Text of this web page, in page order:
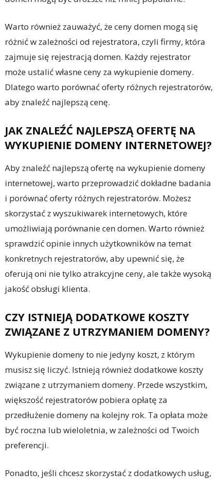
Warto również zauważyć, że ceny domen mogą się
różnić w zależności od rejestratora, czyli firmy, która
zajmuje się rejestracją domen. Każdy rejestrator
może ustalić własne ceny za wykupienie domeny.
Dlatego warto porównać oferty różnych rejestratorów,
aby znaleźć najlepszą cenę.
JAK ZNALEŹĆ NAJLEPSZĄ OFERTĘ NA
WYKUPIENIE DOMENY INTERNETOWEJ?
Aby znaleźć najlepszą ofertę na wykupienie domeny
internetowej, warto przeprowadzić dokładne badania
i porównać oferty różnych rejestratorów. Możesz
skorzystać z wyszukiwarek internetowych, które
umożliwiają porównanie cen domen. Warto również
sprawdzić opinie innych użytkowników na temat
konkretnych rejestratorów, aby upewnić się, że
oferują oni nie tylko atrakcyjne ceny, ale także wysoką
jakość obsługi klienta.
CZY ISTNIEJĄ DODATKOWE KOSZTY
ZWIĄZANE Z UTRZYMANIEM DOMENY?
Wykupienie domeny to nie jedyny koszt, z którym
musisz się liczyć. Istnieją również dodatkowe koszty
związane z utrzymaniem domeny. Przede wszystkim,
większość rejestratorów pobiera opłatę za
przedłużenie domeny na kolejny rok. Ta opłata może
być roczna lub wieloletnia, w zależności od Twoich
preferencji.
Ponadto, jeśli chcesz skorzystać z dodatkowych usług,